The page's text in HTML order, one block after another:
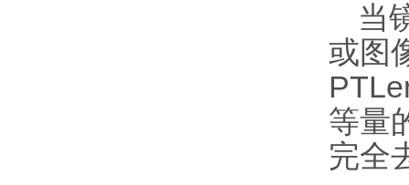
当
或图
等量
完全